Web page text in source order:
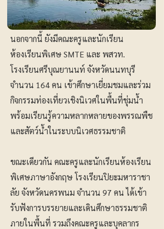
นอกจากนี้ ยังมีคณะครูและนักเรียน
ห้องเรียนพิเศษ SMTE และ พสวท.
โรงเรียนศรีบุณยานนท์ จังหวัดนนทบุรี
จำนวน 164 คน เข้าศึกษาเยี่ยมชมและร่วม
กิจกรรมท่องเที่ยวเชิงนิเวศในพื้นที่ชุ่มน้ำ
พร้อมเรียนรู้ความหลากหลายของพรรณพืช
และสัตว์น้ำในระบบนิเวศธรรมชาติ
ขณะเดียวกัน คณะครูและนักเรียนห้องเรียน
พิเศษภาษาอังกฤษ โรงเรียนปิยะมหาราชา
ลัย จังหวัดนครพนม จำนวน 97 คน ได้เข้า
รับฟังการบรรยายและเดินศึกษาธรรมชาติ
ภายในพื้นที่ รวมถึงคณะครูและบุคลากร